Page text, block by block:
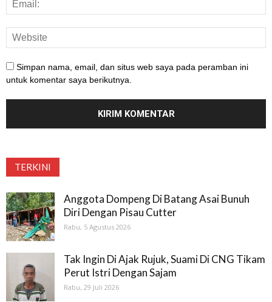
Simpan nama, email, dan situs web saya pada peramban ini
untuk komentar saya berikutnya.
TERKINI
Anggota Dompeng Di Batang Asai Bunuh
Diri Dengan Pisau Cutter
Rabu, 5 Agustus 2026
Tak Ingin Di Ajak Rujuk, Suami Di CNG Tikam
Perut Istri Dengan Sajam
Rabu, 29 Juli 2026